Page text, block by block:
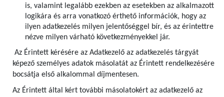
is, valamint legalább ezekben az esetekben az alkalmazott
logikára és arra vonatkozó érthető információk, hogy az
ilyen adatkezelés milyen jelentőséggel bír, és az érintettre
nézve milyen várható következményekkel jár.
Az Érintett kérésére az Adatkezelő az adatkezelés tárgyát
képező személyes adatok másolatát az Érintett rendelkezésére
bocsátja első alkalommal díjmentesen.
Az Érintett által kért további másolatokért az adatkezelő az